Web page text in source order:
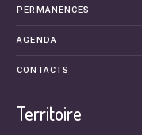
PERMANENCES
AGENDA
CONTACTS
Territoire